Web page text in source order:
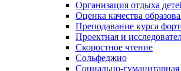
Организация отдыха
Оценка качества
Преподавание курса
Проектная и
Скоростное чтение
Сольфеджио
Социально-гуманитарная